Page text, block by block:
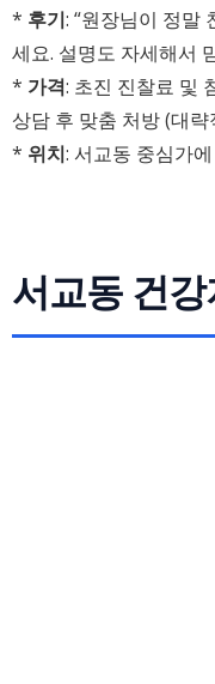
* 후기: “원장님이 정말
세요. 설명도 자세해서
* 가격: 초진 진찰료 및
상담 후 맞춤 처방 (대
* 위치: 서교동 중심가
서교동 건